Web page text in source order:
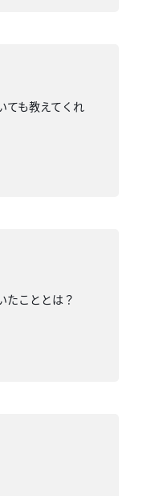
ても教えてくれ
たこととは？